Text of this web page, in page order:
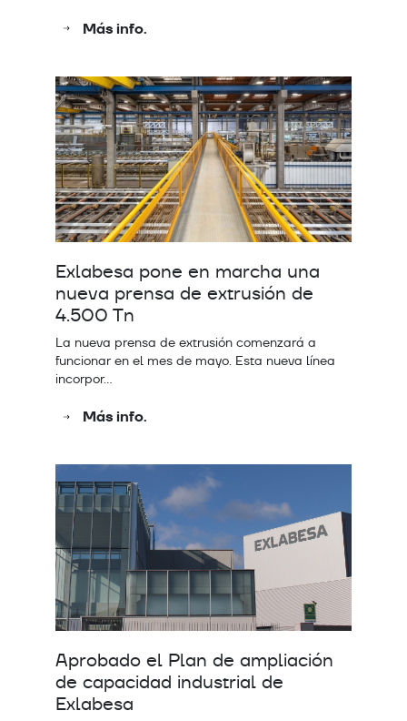
Más info.
Exlabesa pone en marcha una
nueva prensa de extrusión de
4.500 Tn
La nueva prensa de extrusión comenzará a
funcionar en el mes de mayo. Esta nueva línea
incorpor…
Más info.
Aprobado el Plan de ampliación
de capacidad industrial de
Exlabesa